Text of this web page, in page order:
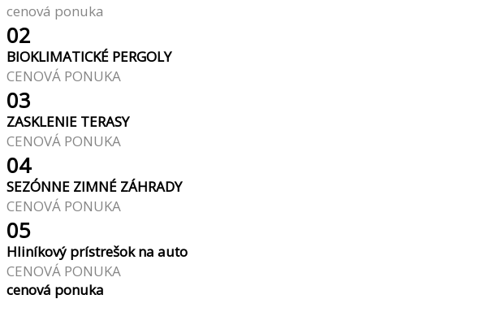
cenová ponuka
02
BIOKLIMATICKÉ PERGOLY
CENOVÁ PONUKA
03
ZASKLENIE TERASY
CENOVÁ PONUKA
04
SEZÓNNE ZIMNÉ ZÁHRADY
CENOVÁ PONUKA
05
Hliníkový prístrešok na auto
CENOVÁ PONUKA
cenová ponuka